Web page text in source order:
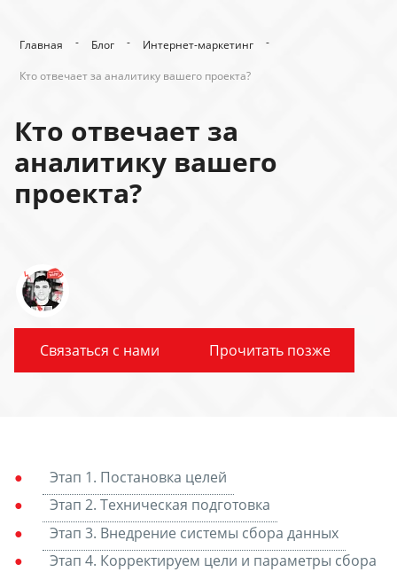
Главная - Блог - Интернет-маркетинг -
Кто отвечает за аналитику вашего проекта?
Кто отвечает за
аналитику вашего
проекта?
Связаться с нами Прочитать позже
Этап 1. Постановка целей
Этап 2. Техническая подготовка
Этап 3. Внедрение системы сбора данных
Этап 4. Корректируем цели и параметры сбора